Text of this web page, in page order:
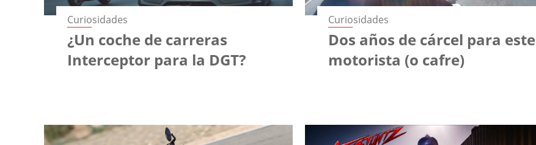
Curiosidades
¿Un coche de carreras
Interceptor para la DGT?
Curiosidades
Dos años de cárcel para este
motorista (o cafre)